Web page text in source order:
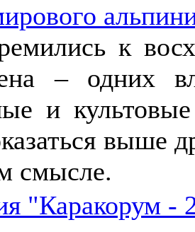
к
– одних
и
выше
смысле.
"Каракорум -